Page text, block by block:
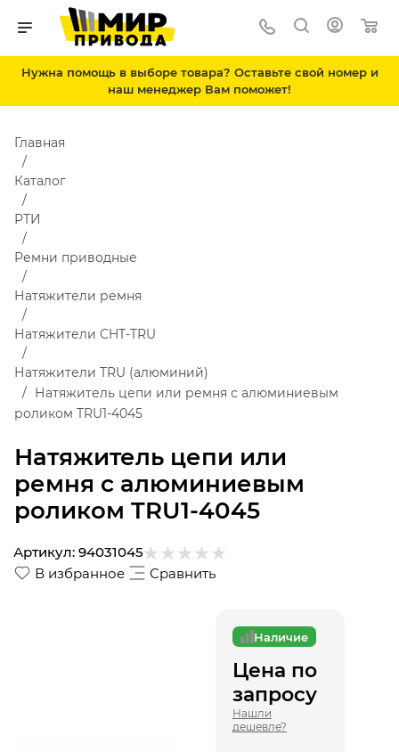
Нужна помощь в выборе товара? Оставьте свой номер и
наш менеджер Вам поможет!
Натяжитель цепи или
ремня с алюминиевым
роликом TRU1-4045
Главная
Каталог
РТИ
Ремни приводные
Натяжители ремня
Натяжители CHT-TRU
Натяжители TRU (алюминий)
Натяжитель цепи или ремня с алюминиевым
роликом TRU1-4045
В избранное Сравнить
Артикул: 94031045
Наличие
Цена по
запросу
Нашли
дешевле?